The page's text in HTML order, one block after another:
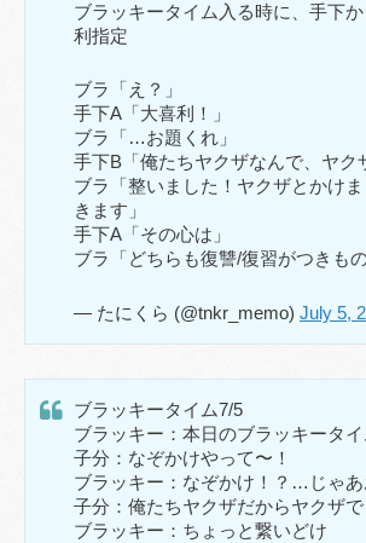
ブラッキータイム入る時に、手下
利指定
ブラ「え？」
手下A「大喜利！」
ブラ「…お題くれ」
手下B「俺たちヤクザなんで、ヤク
ブラ「整いました！ヤクザとかけ
きます」
手下A「その心は」
ブラ「どちらも復讐/復習がつきもの
— たにくら (@tnkr_memo) July 5,
ブラッキータイム7/5
ブラッキー：本日のブラッキータイ
子分：なぞかけやって〜！
ブラッキー：なぞかけ！？…じゃあ
子分：俺たちヤクザだからヤクザで
ブラッキー：ちょっと繋いどけ